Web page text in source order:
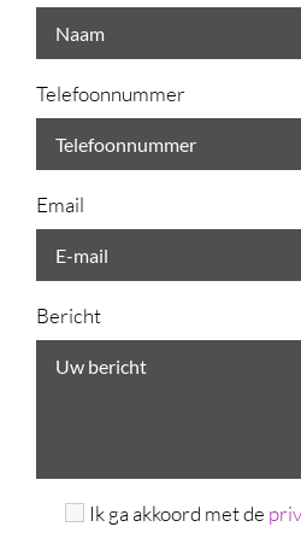
Telefoonnummer
Email
Bericht
Ik ga akkoord met de